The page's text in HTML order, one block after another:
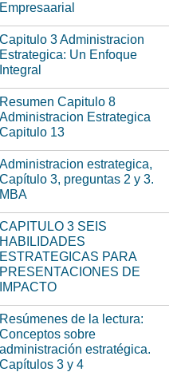
Empresaarial
Capitulo 3 Administracion
Estrategica: Un Enfoque
Integral
Resumen Capitulo 8
Administracion Estrategica
Capitulo 13
Administracion estrategica,
Capítulo 3, preguntas 2 y 3.
MBA
CAPITULO 3 SEIS
HABILIDADES
ESTRATEGICAS PARA
PRESENTACIONES DE
IMPACTO
Resúmenes de la lectura:
Conceptos sobre
administración estratégica.
Capítulos 3 y 4